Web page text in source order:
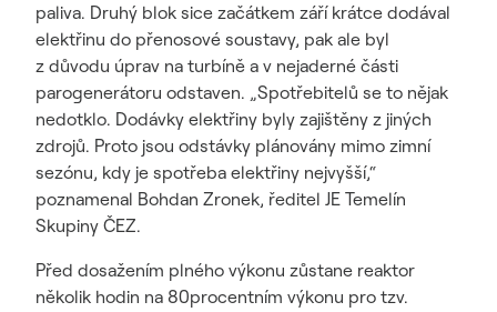
paliva. Druhý blok sice začátkem září krátce dodával
elektřinu do přenosové soustavy, pak ale byl
z důvodu úprav na turbíně a v nejaderné části
parogenerátoru odstaven. „Spotřebitelů se to nějak
nedotklo. Dodávky elektřiny byly zajištěny z jiných
zdrojů. Proto jsou odstávky plánovány mimo zimní
sezónu, kdy je spotřeba elektřiny nejvyšší,“
poznamenal Bohdan Zronek, ředitel JE Temelín
Skupiny ČEZ.
Před dosažením plného výkonu zůstane reaktor
několik hodin na 80procentním výkonu pro tzv.